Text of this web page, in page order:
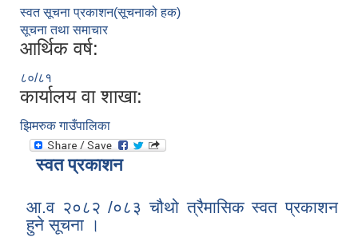
स्वत सूचना प्रकाशन(सूचनाको हक)
सूचना तथा समाचार
आर्थिक वर्ष:
८०/८१
कार्यालय वा शाखा:
झिमरुक गाउँपालिका
स्वत प्रकाशन
आ.व २०८२ /०८३ चौथो त्रैमासिक स्वत प्रकाशन
हुने सूचना ।